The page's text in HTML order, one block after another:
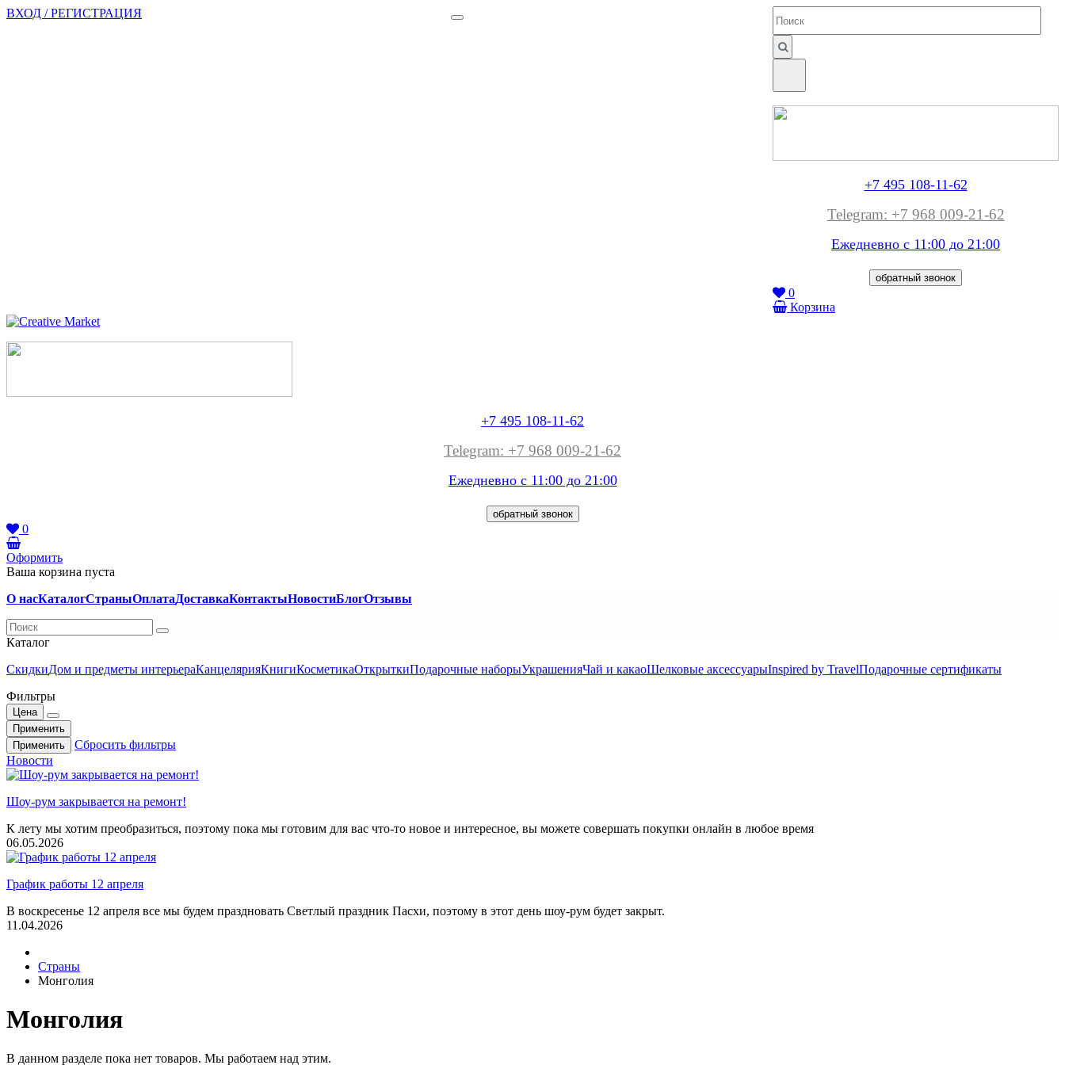
ВХОД / РЕГИСТРАЦИЯ
+7 495 108-11-62
Telegram: +7 968 009-21-62
Ежедневно с 11:00 до 21:00
обратный звонок
0
Корзина
+7 495 108-11-62
Telegram: +7 968 009-21-62
Ежедневно с 11:00 до 21:00
обратный звонок
0
Оформить
Ваша корзина пуста
О насКаталогСтраныОплатаДоставкаКонтактыНовостиБлогОтзывы
Каталог
СкидкиДом и предметы интерьераКанцелярияКнигиКосметикаОткрыткиПодарочные наборыУкрашенияЧай и какаоШелковые аксеcсуарыInspired by TravelПодарочные сертификаты
Фильтры
Цена
Применить
Применить
Сбросить фильтры
Новости
Шоу-рум закрывается на ремонт!
К лету мы хотим преобразиться, поэтому пока мы готовим для вас что-то новое и интересное, вы можете совершать покупки онлайн в любое время
06.05.2026
График работы 12 апреля
В воскресенье 12 апреля все мы будем праздновать Светлый праздник Пасхи, поэтому в этот день шоу-рум будет закрыт.
11.04.2026
Страны
Монголия
Монголия
В данном разделе пока нет товаров. Мы работаем над этим.